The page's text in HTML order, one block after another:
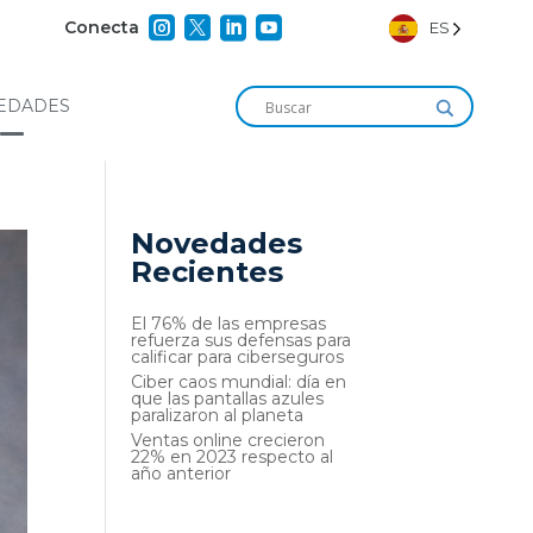
Conecta     ES
Novedades
Recientes
El 76% de las empresas
refuerza sus defensas para
calificar para ciberseguros
Ciber caos mundial: día en
que las pantallas azules
paralizaron al planeta
Ventas online crecieron
22% en 2023 respecto al
año anterior